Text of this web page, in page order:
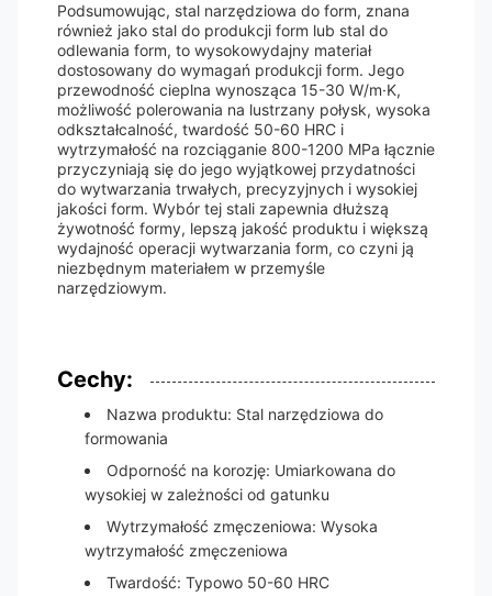
Podsumowując, stal narzędziowa do form, znana
również jako stal do produkcji form lub stal do
odlewania form, to wysokowydajny materiał
dostosowany do wymagań produkcji form. Jego
przewodność cieplna wynosząca 15-30 W/m·K,
możliwość polerowania na lustrzany połysk, wysoka
odkształcalność, twardość 50-60 HRC i
wytrzymałość na rozciąganie 800-1200 MPa łącznie
przyczyniają się do jego wyjątkowej przydatności
do wytwarzania trwałych, precyzyjnych i wysokiej
jakości form. Wybór tej stali zapewnia dłuższą
żywotność formy, lepszą jakość produktu i większą
wydajność operacji wytwarzania form, co czyni ją
niezbędnym materiałem w przemyśle
narzędziowym.
Cechy:
Nazwa produktu: Stal narzędziowa do
formowania
Odporność na korozję: Umiarkowana do
wysokiej w zależności od gatunku
Wytrzymałość zmęczeniowa: Wysoka
wytrzymałość zmęczeniowa
Twardość: Typowo 50-60 HRC